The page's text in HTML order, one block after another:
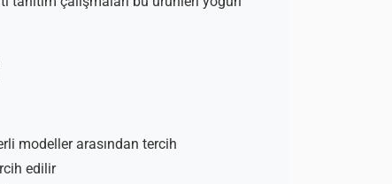
modeller arasından tercih
edilir